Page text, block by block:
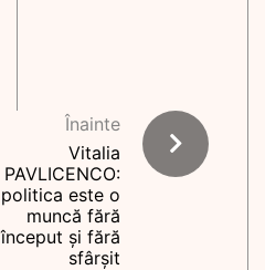
Înainte
Vitalia
PAVLICENCO:
politica este o
muncă fără
început și fără
sfârșit